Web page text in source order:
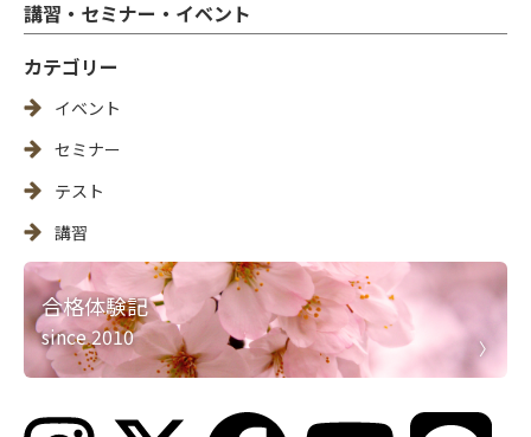
講習・セミナー・イベント
カテゴリー
イベント
セミナー
テスト
講習
合格体験記
since 2010